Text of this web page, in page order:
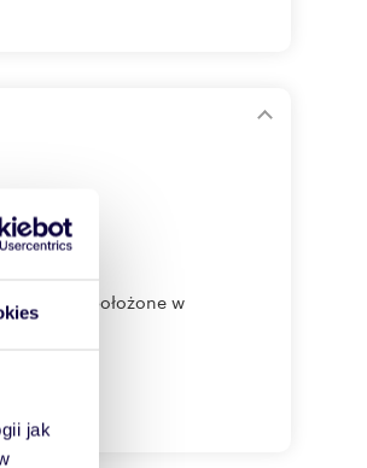
jak
położone w